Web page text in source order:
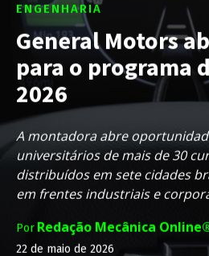
ENGENHARIA
General Motors
para o programa
2026
A montadora abre
universitários de mais de 30
distribuídos em sete cidades
em frentes industriais e
Por Redação Mecânica
22 de maio de 2026